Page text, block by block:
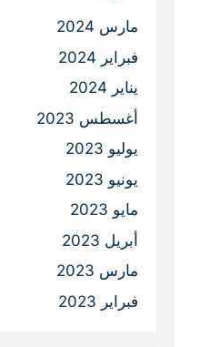
مارس 2024
فبراير 2024
يناير 2024
أغسطس 2023
يوليو 2023
يونيو 2023
مايو 2023
أبريل 2023
مارس 2023
فبراير 2023